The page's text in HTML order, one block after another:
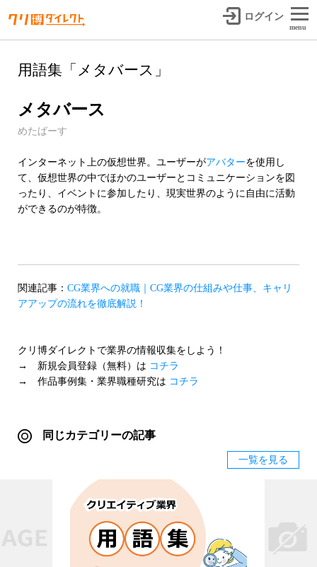
ログイン
menu
用語集「メタバース」
メタバース
めたばーす
インターネット上の仮想世界。ユーザーがアバターを使用し
て、仮想世界の中でほかのユーザーとコミュニケーションを図
ったり、イベントに参加したり、現実世界のように自由に活動
ができるのが特徴。
関連記事： CG業界への就職｜CG業界の仕組みや仕事、キャリ
アアップの流れを徹底解説！
クリ博ダイレクトで業界の情報収集をしよう！
→ 新規会員登録（無料）は コチラ
→ 作品事例集・業界職種研究は コチラ
同じカテゴリーの記事
一覧を見る